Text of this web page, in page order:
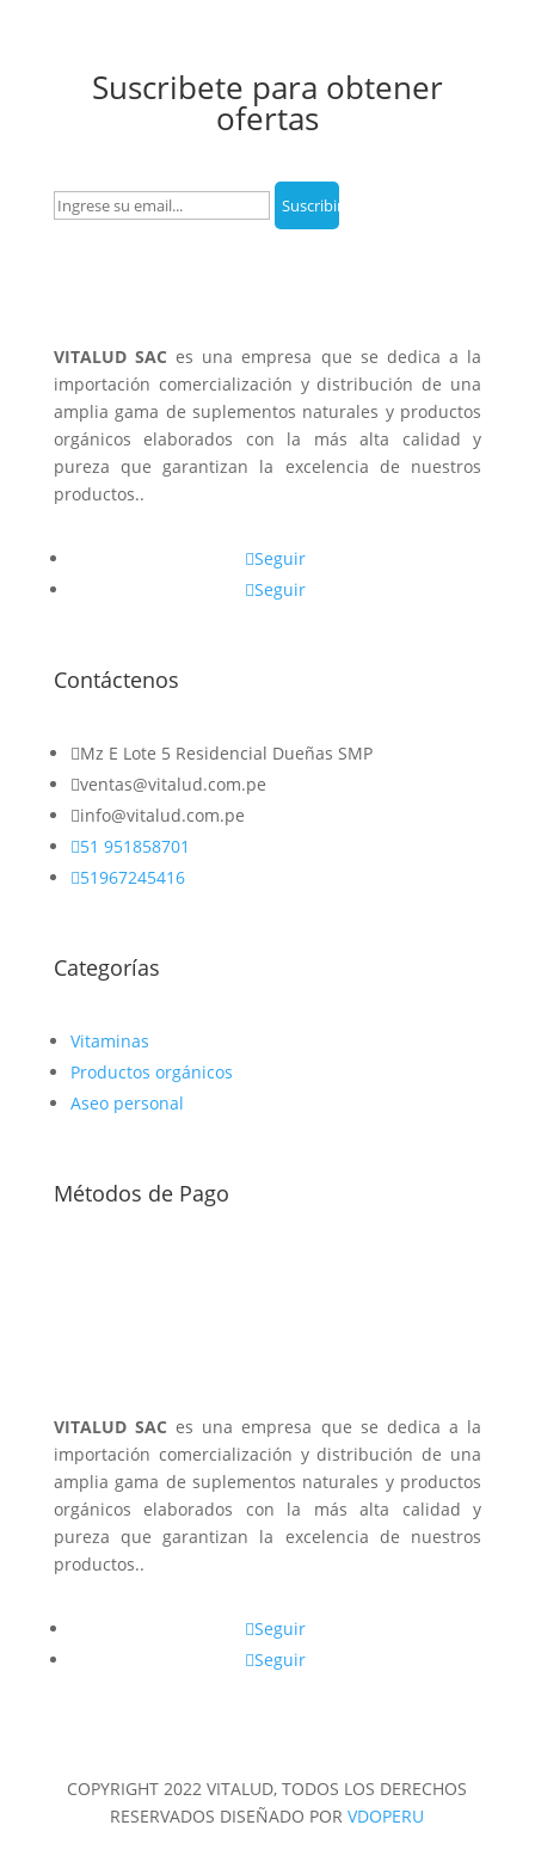
Suscribete para obtener
ofertas
VITALUD SAC es una empresa que se dedica a la
importación comercialización y distribución de una
amplia gama de suplementos naturales y productos
orgánicos elaborados con la más alta calidad y
pureza que garantizan la excelencia de nuestros
productos..
Seguir
Seguir
Contáctenos
Mz E Lote 5 Residencial Dueñas SMP
ventas@vitalud.com.pe
info@vitalud.com.pe
51 951858701
51967245416
Categorías
Vitaminas
Productos orgánicos
Aseo personal
Métodos de Pago
VITALUD SAC es una empresa que se dedica a la
importación comercialización y distribución de una
amplia gama de suplementos naturales y productos
orgánicos elaborados con la más alta calidad y
pureza que garantizan la excelencia de nuestros
productos..
Seguir
Seguir
COPYRIGHT 2022 VITALUD, TODOS LOS DERECHOS
RESERVADOS DISEÑADO POR VDOPERU